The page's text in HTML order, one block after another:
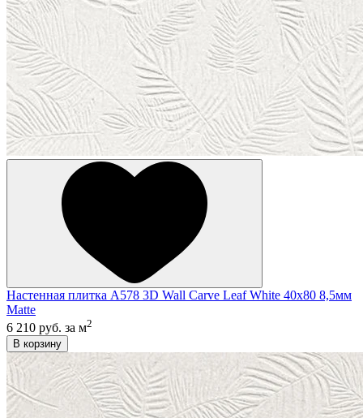
Настенная плитка A578 3D Wall Carve Leaf White 40x80 8,5мм
Matte
6 210 руб. за м2
В корзину